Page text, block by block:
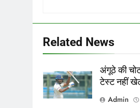
Related News
अंगूठे की
टेस्ट नहीं
Admin